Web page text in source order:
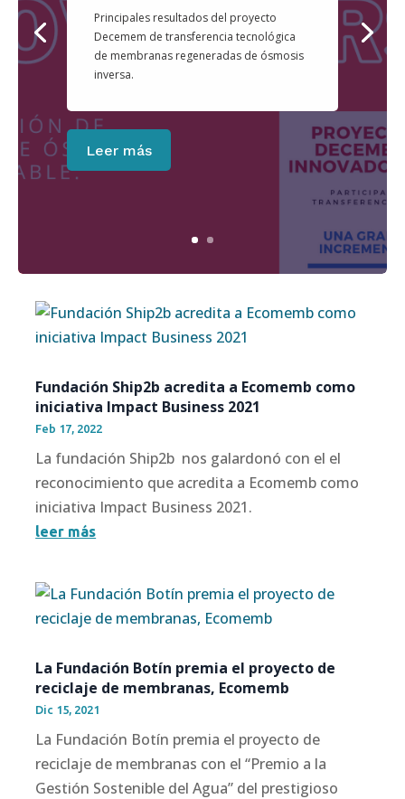
Principales resultados del proyecto
Decemem de transferencia tecnológica
de membranas regeneradas de ósmosis
inversa.
Leer más
Fundación Ship2b acredita a Ecomemb como
iniciativa Impact Business 2021
Feb 17, 2022
La fundación Ship2b nos galardonó con el el
reconocimiento que acredita a Ecomemb como
iniciativa Impact Business 2021.
leer más
La Fundación Botín premia el proyecto de
reciclaje de membranas, Ecomemb
Dic 15, 2021
La Fundación Botín premia el proyecto de
reciclaje de membranas con el “Premio a la
Gestión Sostenible del Agua” del prestigioso